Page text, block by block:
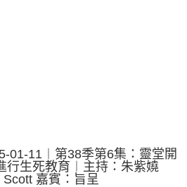
01-11︱第38季第6集：靈堂開
行生死教育︱主持：朱紫嬈
嘉賓：旨呈